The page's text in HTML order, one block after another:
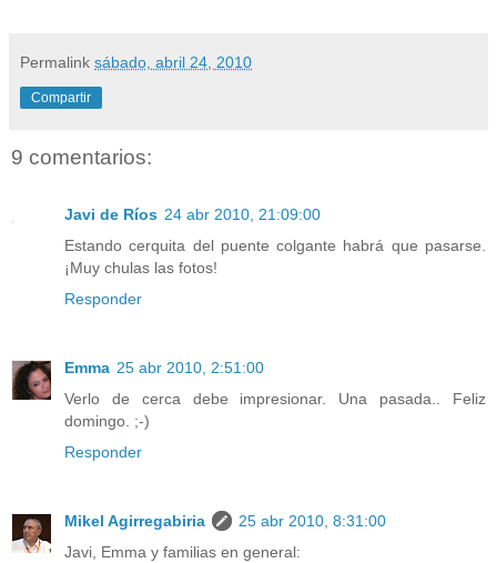
Permalink sábado, abril 24, 2010
Compartir
9 comentarios:
Javi de Ríos 24 abr 2010, 21:09:00
Estando cerquita del puente colgante habrá que pasarse.
¡Muy chulas las fotos!
Responder
Emma 25 abr 2010, 2:51:00
Verlo de cerca debe impresionar. Una pasada.. Feliz
domingo. ;-)
Responder
Mikel Agirregabiria
25 abr 2010, 8:31:00
Javi, Emma y familias en general: